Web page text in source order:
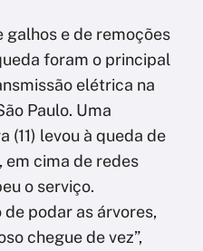
e de remoções
foram o principal
elétrica na
Paulo. Uma
levou à queda de
em cima de redes
o serviço.
podar as árvores,
chegue de vez”,